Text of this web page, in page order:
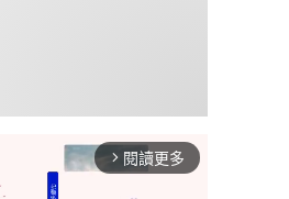
arrow_forward_ios 閱讀更多